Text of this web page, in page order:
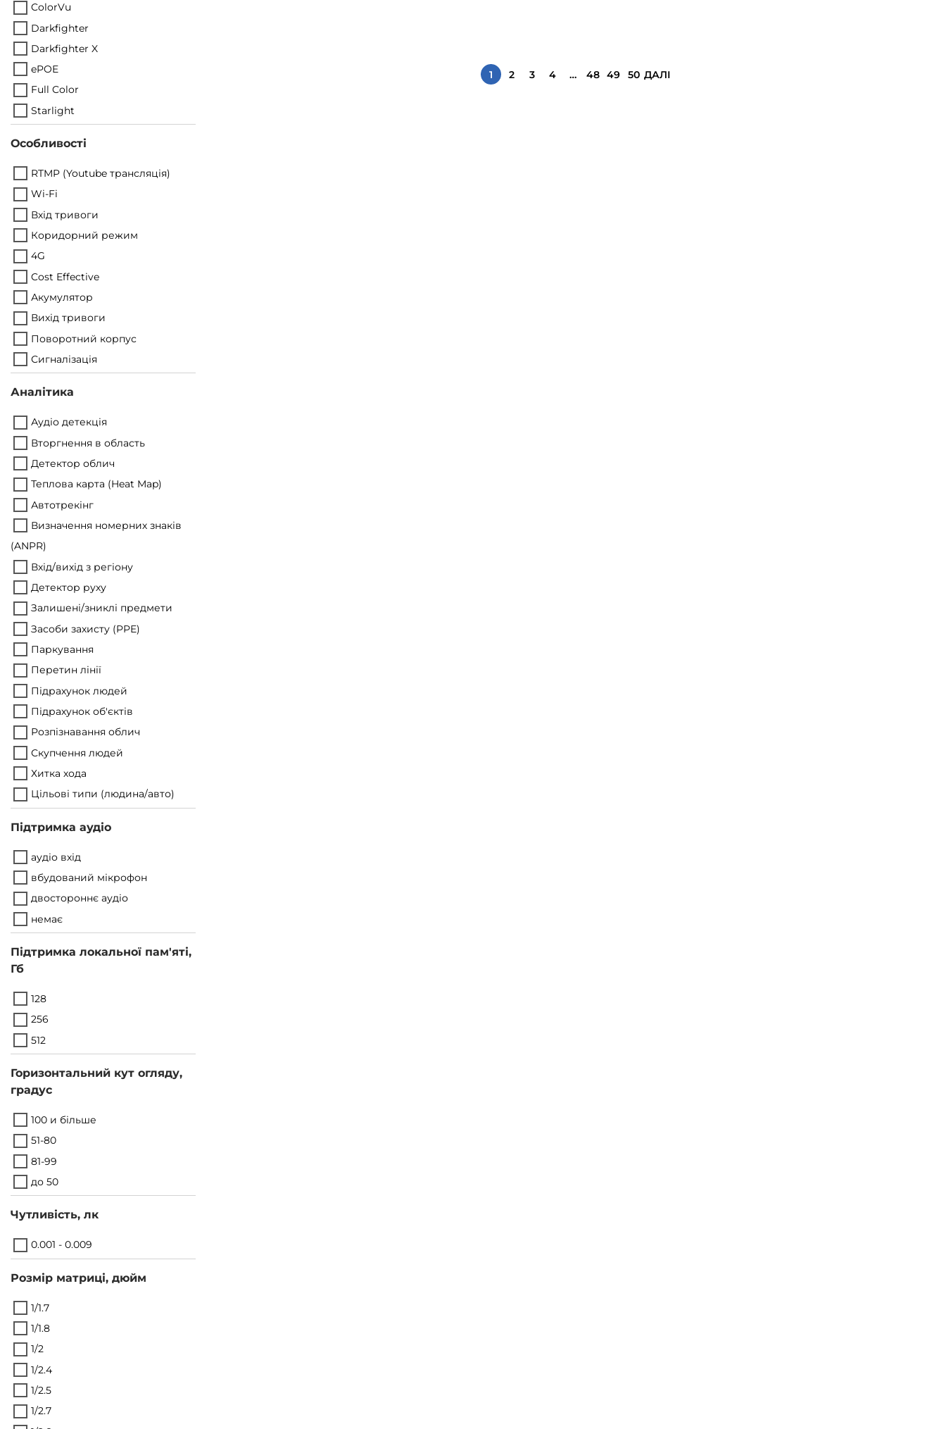
1 2 3 4 … 48 49 50 ДАЛІ
ColorVu
Darkfighter
Darkfighter X
ePOE
Full Color
Starlight
Особливості
RTMP (Youtube трансляція)
Wi-Fi
Вхід тривоги
Коридорний режим
4G
Cost Effective
Акумулятор
Вихід тривоги
Поворотний корпус
Сигналізація
Аналітика
Аудіо детекція
Вторгнення в область
Детектор облич
Теплова карта (Heat Map)
Автотрекінг
Визначення номерних знаків
(ANPR)
Вхід/вихід з регіону
Детектор руху
Залишені/зниклі предмети
Засоби захисту (PPE)
Паркування
Перетин лінії
Підрахунок людей
Підрахунок об'єктів
Розпізнавання облич
Скупчення людей
Хитка хода
Цільові типи (людина/авто)
Підтримка аудіо
аудіо вхід
вбудований мікрофон
двостороннє аудіо
немає
Підтримка локальної пам'яті,
Гб
128
256
512
Горизонтальний кут огляду,
градус
100 и більше
51-80
81-99
до 50
Чутливість, лк
0.001 - 0.009
Розмір матриці, дюйм
1/1.7
1/1.8
1/2
1/2.4
1/2.5
1/2.7